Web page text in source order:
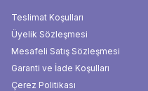
Teslimat Koşulları
Üyelik Sözleşmesi
Mesafeli Satış Sözleşmesi
Garanti ve İade Koşulları
Çerez Politikası